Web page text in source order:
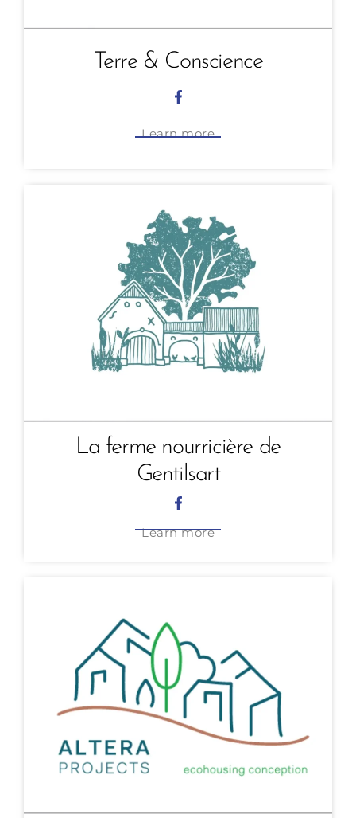
Terre & Conscience
Learn more
La ferme nourricière de
Gentilsart
Learn more